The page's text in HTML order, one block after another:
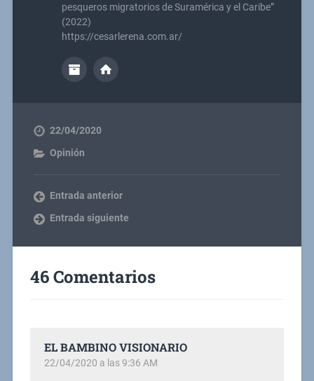
pesqueros migratorios de Suramérica y el Caribe”
(2022)
https://cesarlerena.com.ar/
22/04/2020
Opinión
Entrada anterior
Entrada siguiente
46 Comentarios
EL BAMBINO VISIONARIO
22/04/2020 a las 9:36 AM